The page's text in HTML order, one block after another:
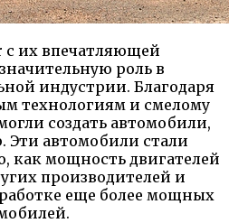
с их впечатляющей
роль в
индустрии. Благодаря
технологиям и смелому
создать автомобили,
Эти автомобили стали
как мощность двигателей
производителей и
еще более мощных